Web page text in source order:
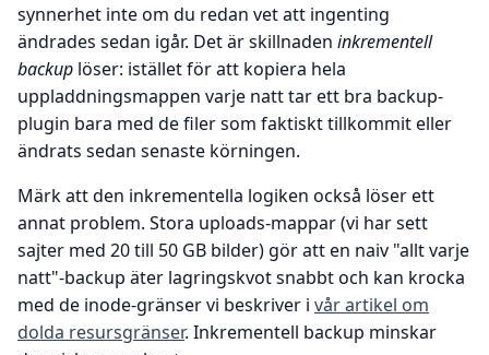
synnerhet inte om du redan vet att ingenting
ändrades sedan igår. Det är skillnaden inkrementell
backup löser: istället för att kopiera hela
uppladdningsmappen varje natt tar ett bra backup-
plugin bara med de filer som faktiskt tillkommit eller
ändrats sedan senaste körningen.
Märk att den inkrementella logiken också löser ett
annat problem. Stora uploads-mappar (vi har sett
sajter med 20 till 50 GB bilder) gör att en naiv "allt varje
natt"-backup äter lagringskvot snabbt och kan krocka
med de inode-gränser vi beskriver i vår artikel om
dolda resursgränser. Inkrementell backup minskar